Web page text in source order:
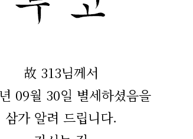
故 313님께서
09월 30일 별세하셨음을
삼가 알려 드립니다.